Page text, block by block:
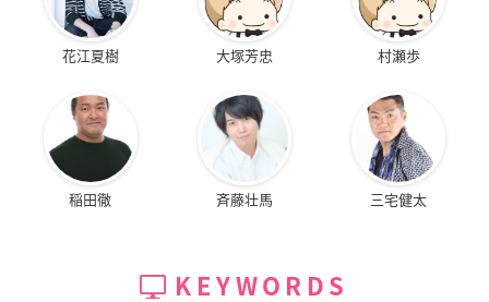
花江夏樹 大塚芳忠 村瀬歩
稲田徹 斉藤壮馬 三宅健太
KEYWORDS